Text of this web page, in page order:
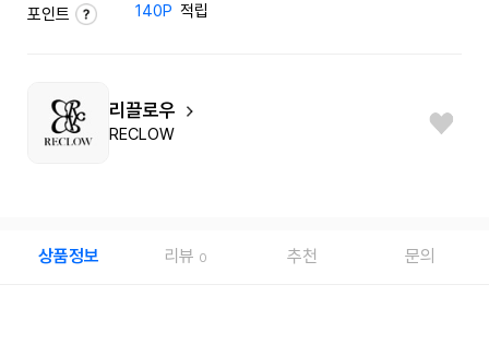
포인트 140P 적립
리끌로우
RECLOW
상품정보 리뷰 0 추천 문의